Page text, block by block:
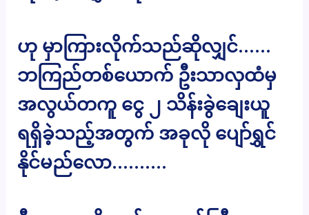
ဟု မှာကြားလိုက်သည်ဆိုလျှင်……
ဘကြည်တစ်ယောက် ဦးသာလှထံမှ
အလွယ်တကူ ငွေ ၂ သိန်းခွဲချေးယူ
ရရှိခဲ့သည့်အတွက် အခုလို ပျော်ရွှင်
နိုင်မည်လော……….